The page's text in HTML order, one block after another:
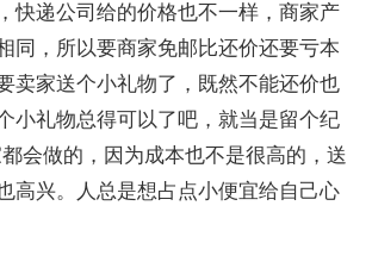
快递公司给的价格也不一样，商家产
同，所以要商家免邮比还价还要亏本
卖家送个小礼物了，既然不能还价也
小礼物总得可以了吧，就当是留个纪
会做的，因为成本也不是很高的，送
高兴。人总是想占点小便宜给自己心